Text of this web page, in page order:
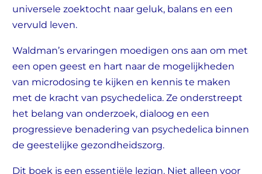
universele zoektocht naar geluk, balans en een
vervuld leven.
Waldman’s ervaringen moedigen ons aan om met
een open geest en hart naar de mogelijkheden
van microdosing te kijken en kennis te maken
met de kracht van psychedelica. Ze onderstreept
het belang van onderzoek, dialoog en een
progressieve benadering van psychedelica binnen
de geestelijke gezondheidszorg.
Dit boek is een essentiële lezign. Niet alleen voor